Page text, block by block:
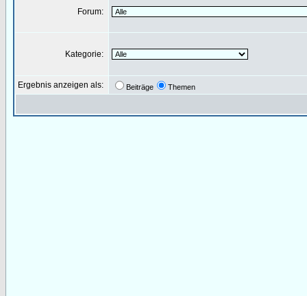
Forum:
Kategorie:
Ergebnis anzeigen als: Beiträge Themen